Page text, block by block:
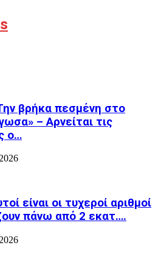
βρήκα πεσμένη στο
– Αρνείται τις
ο…
είναι οι τυχεροί αριθμοί
πάνω από 2 εκατ….